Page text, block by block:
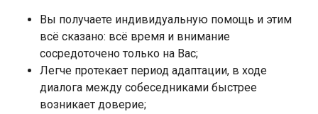
Вы получаете индивидуальную помощь и этим
всё сказано: всё время и внимание
сосредоточено только на Вас;
Легче протекает период адаптации, в ходе
диалога между собеседниками быстрее
возникает доверие;